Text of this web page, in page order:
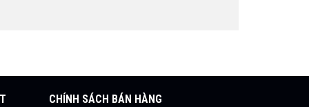
CHÍNH SÁCH BÁN HÀNG